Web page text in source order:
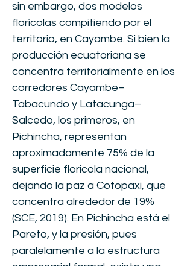
sin embargo, dos modelos
florícolas compitiendo por el
territorio, en Cayambe. Si bien la
producción ecuatoriana se
concentra territorialmente en los
corredores Cayambe–
Tabacundo y Latacunga–
Salcedo, los primeros, en
Pichincha, representan
aproximadamente 75% de la
superficie florícola nacional,
dejando la paz a Cotopaxi, que
concentra alrededor de 19%
(SCE, 2019). En Pichincha está el
Pareto, y la presión, pues
paralelamente a la estructura